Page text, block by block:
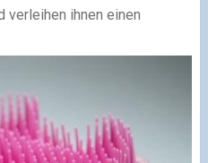
verleihen ihnen einen